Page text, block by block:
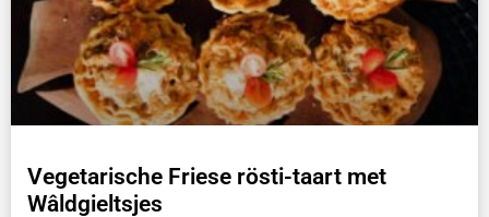
Vegetarische Friese rösti-taart met
Wâldgieltsjes